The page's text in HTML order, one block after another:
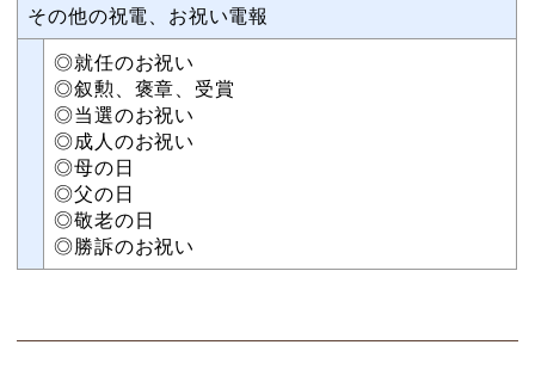
その他の祝電、お祝い電報
◎就任のお祝い
◎叙勲、褒章、受賞
◎当選のお祝い
◎成人のお祝い
◎母の日
◎父の日
◎敬老の日
◎勝訴のお祝い